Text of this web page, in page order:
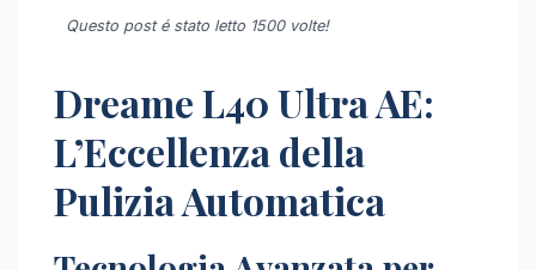
Questo post é stato letto 1500 volte!
Dreame L40 Ultra AE:
L’Eccellenza della
Pulizia Automatica